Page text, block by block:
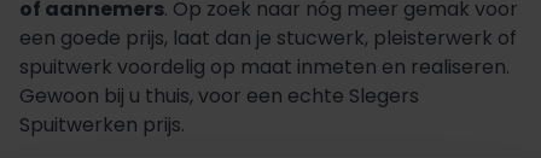
of aannemers. Op zoek naar nóg meer gemak voor
een goede prijs, laat dan je stucwerk, pleisterwerk of
spuitwerk voordelig op maat inmeten en realiseren.
Gewoon bij u thuis, voor een echte Slegers
Spuitwerken prijs.